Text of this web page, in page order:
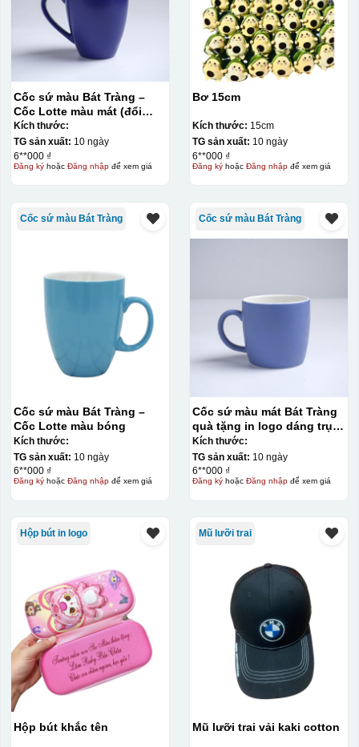
Đây là giấy decal đã in xong, đang chờ khô để cắt dán
lên gốm sứ
Bước 2: Dán decal lên gốm sứĐể dán decal lên gốm
nước và trượt nhẹ lên gốm sứ để tem decal dính tạm lên
gạt hết nước phía dưới ra
Thợ đang căn chỉnh dán decal lên bát cơm
Cốc sứ màu Bát Tràng –
Cốc Lotte màu mát (đổi
quai)
Kích thước:
TG sản xuất: 10 ngày
6**000 ₫
Đăng kýhoặc Đăng nhậpđể xem giá
Bơ 15cm
Kích thước: 15cm
TG sản xuất: 10 ngày
6**000 ₫
Đăng kýhoặc Đăng nhậpđể xem giá
Cốc sứ màu Bát Tràng
Cốc sứ màu Bát Tràng –
Cốc Lotte màu bóng
Kích thước:
TG sản xuất: 10 ngày
6**000 ₫
Đăng kýhoặc Đăng nhậpđể xem giá
Cốc sứ màu Bát Tràng
Cốc sứ màu mát Bát Tràng
quà tặng in logo dáng trụ
lùn quai C 330ml KQ-CSM09
Kích thước:
TG sản xuất: 10 ngày
6**000 ₫
Đăng kýhoặc Đăng nhậpđể xem giá
Hộp bút in logo
Hộp bút khắc tên
Mũ lưỡi trai
Mũ lưỡi trai vải kaki cotton